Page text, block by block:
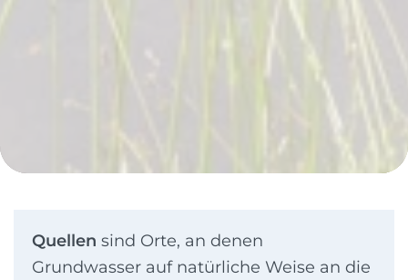
Quellen sind Orte, an denen
Grundwasser auf natürliche Weise an die